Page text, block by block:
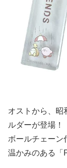
オストから、昭
ルダーが登場！
ボールチェーン
温かみのある「